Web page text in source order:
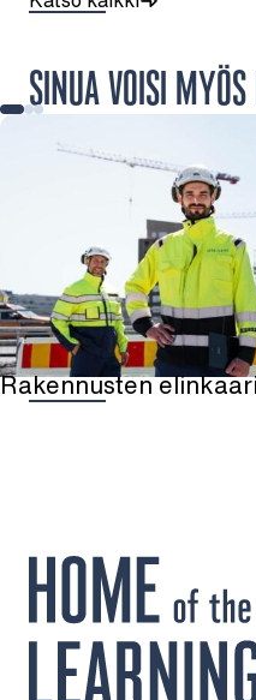
SINUA VOISI
Rakennusten